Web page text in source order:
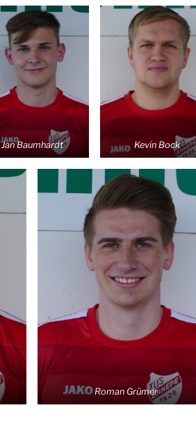
Jan Baumhardt Kevin Bock
Roman Grümer